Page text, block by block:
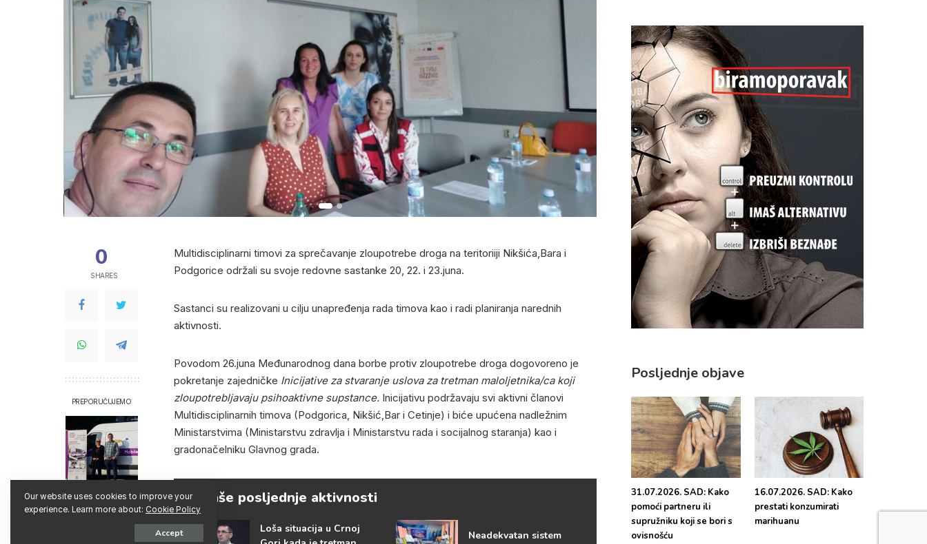
0
SHARES
PREPORUČUJEMO
Susret Preporoda
i Hepatosa
Multidisciplinarni timovi za sprečavanje zloupotrebe droga na teritoriiji Nikšića,Bara i
Podgorice održali su svoje redovne sastanke 20, 22. i 23.juna.
Sastanci su realizovani u cilju unapređenja rada timova kao i radi planiranja narednih
aktivnosti.
Povodom 26.juna Međunarodnog dana borbe protiv zloupotrebe droga dogovoreno je
pokretanje zajedničke Inicijative za stvaranje uslova za tretman maloljetnika/ca koji
zloupotrebljavaju psihoaktivne supstance. Inicijativu podržavaju svi aktivni članovi
Multidisciplinarnih timova (Podgorica, Nikšić,Bar i Cetinje) i biće upućena nadležnim
Ministarstvima (Ministarstvu zdravlja i Ministarstvu rada i socijalnog staranja) kao i
gradonačelniku Glavnog grada.
Naše posljednje aktivnosti
Loša situacija u Crnoj
Neadekvatan sistem
Posljednje objave
31.07.2026. SAD: Kako
pomoći partneru ili
supružniku koji se bori s
ovisnošću
16.07.2026. SAD: Kako
prestati konzumirati
marihuanu
Our website uses cookies to improve your
experience. Learn more about: Cookie Policy
Accept